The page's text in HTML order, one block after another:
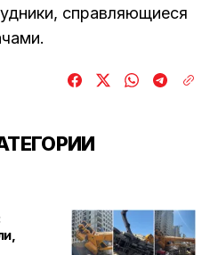
справляющиеся